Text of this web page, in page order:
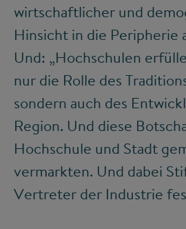
wirtschaftlicher und
Hinsicht in die Peripherie
Und: „Hochschulen
nur die Rolle des
sondern auch des
Region. Und diese
Hochschule und Stadt
vermarkten. Und dabei
Vertreter der Industrie